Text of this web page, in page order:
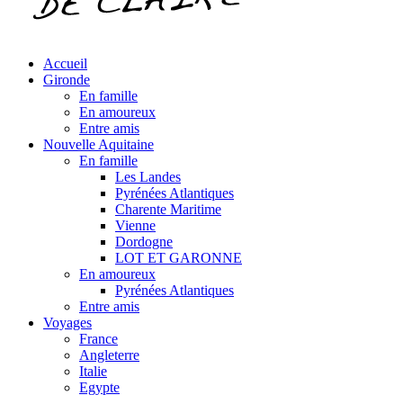
Accueil
Gironde
En famille
En amoureux
Entre amis
Nouvelle Aquitaine
En famille
Les Landes
Pyrénées Atlantiques
Charente Maritime
Vienne
Dordogne
LOT ET GARONNE
En amoureux
Pyrénées Atlantiques
Entre amis
Voyages
France
Angleterre
Italie
Egypte